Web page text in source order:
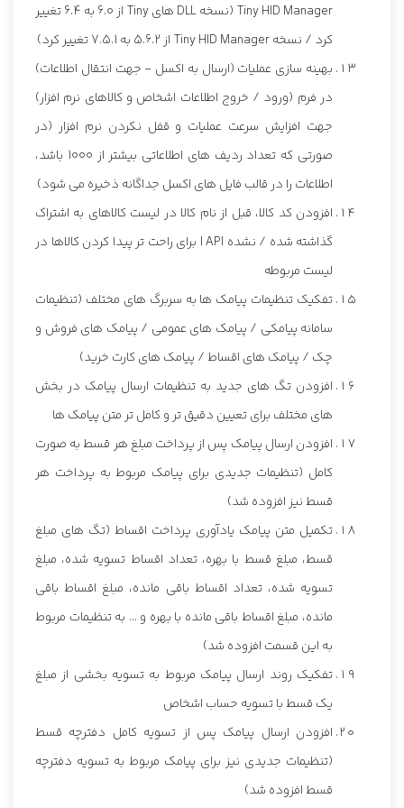
Tiny HID Manager (نسخه DLL های Tiny از 6.0 به 6.4 تغییر
کرد / نسخه Tiny HID Manager از 5.6.2 به 7.5.1 تغییر کرد)
بهینه سازی عملیات (ارسال به اکسل - جهت انتقال اطلاعات)
در فرم (ورود / خروج اطلاعات اشخاص و کالاهای نرم افزار)
جهت افزایش سرعت عملیات و قفل نکردن نرم افزار (در
صورتی که تعداد ردیف های اطلاعاتی بیشتر از 1000 باشد،
اطلاعات را در قالب فایل های اکسل جداگانه ذخیره می شود)
افزودن کد کالا، قبل از نام کالا در لیست کالاهای به اشتراک
گذاشته شده / نشده API | برای راحت تر پیدا کردن کالاها در
لیست مربوطه
تفکیک تنظیمات پیامک ها به سربرگ های مختلف (تنظیمات
سامانه پیامکی / پیامک های عمومی / پیامک های فروش و
چک / پیامک های اقساط / پیامک های کارت خرید)
افزودن تگ های جدید به تنظیمات ارسال پیامک در بخش
های مختلف برای تعیین دقیق تر و کامل تر متن پیامک ها
افزودن ارسال پیامک پس از پرداخت مبلغ هر قسط به صورت
کامل (تنظیمات جدیدی برای پیامک مربوط به پرداخت هر
قسط نیز افزوده شد)
تکمیل متن پیامک یادآوری پرداخت اقساط (تگ های مبلغ
قسط، مبلغ قسط با بهره، تعداد اقساط تسویه شده، مبلغ
تسویه شده، تعداد اقساط باقی مانده، مبلغ اقساط باقی
مانده، مبلغ اقساط باقی مانده با بهره و ... به تنظیمات مربوط
به این قسمت افزوده شد)
تفکیک روند ارسال پیامک مربوط به تسویه بخشی از مبلغ
یک قسط با تسویه حساب اشخاص
افزودن ارسال پیامک پس از تسویه کامل دفترچه قسط
(تنظیمات جدیدی نیز برای پیامک مربوط به تسویه دفترچه
قسط افزوده شد)